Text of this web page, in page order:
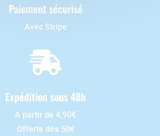
Paiement sécurisé
Avec Stripe

Expédition sous 48h
A partir de 4,90€
Offerte dès 50€